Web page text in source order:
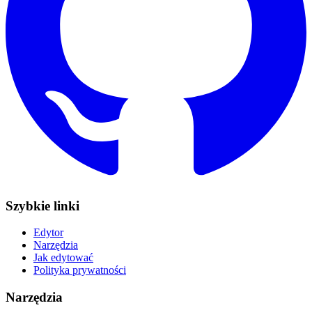
Szybkie linki
Edytor
Narzędzia
Jak edytować
Polityka prywatności
Narzędzia